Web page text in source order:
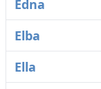
Edna
Elba
Ella